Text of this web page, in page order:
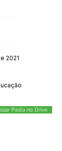
2021
Pasta no Drive